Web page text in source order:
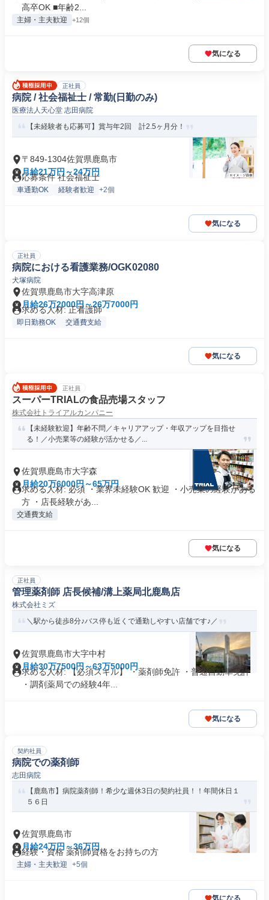
高卒OK ■年齢2...
主婦・主夫歓迎 +12個
気になる
正社員
病院 / 社会福祉士 / 常勤(日勤のみ)
医療法人天心堂 志田病院
【未経験者も応募可】賞与年2回 計2.5ヶ月分！
〒849-1304佐賀県鹿島市
月給21万円～24万円
応募条件 社会福祉士
車通勤OK 経験者歓迎 +2個
気になる
正社員
病院における看護業務/OGK02080
犬塚病院
佐賀県鹿島市大字高津原
月給26万2000円～26万7000円
求める人材: 正看護師
即日勤務OK 交通費支給
気になる
正社員
スーパーTRIALの食品売場スタッフ
株式会社トライアルカンパニー
【未経験歓迎】年齢不問／キャリアアップ・年収アップを目指せ
る！／小売業等の経験が活かせる／...
佐賀県鹿島市大字森
月給20万6000円～65万円
求める人材: 必須 ・業界未経験OK 歓迎 ・小売業の経験がある
方 ・店長経験があ...
交通費支給
気になる
正社員
管理薬剤師 店長候補/溝上薬局北鹿島店
株式会社ミズ
＼駅から徒歩8分♪バス停も近くで通勤しやすい店舗です♪／
佐賀県鹿島市大字中村
月給30万7500円～63万5000円
求める人材: 【必須スキル】 ・薬剤師免許 ・普通自動車免許
・調剤薬局での経験4年...
気になる
契約社員
病院での薬剤師
志田病院
【鹿島市】病院薬剤師！希少な週休3日の契約社員！！年間休日１
５６日
佐賀県鹿島市
月給24万円～36万円
経験・資格 薬剤師資格をお持ちの方
主婦・主夫歓迎 +5個
気になる